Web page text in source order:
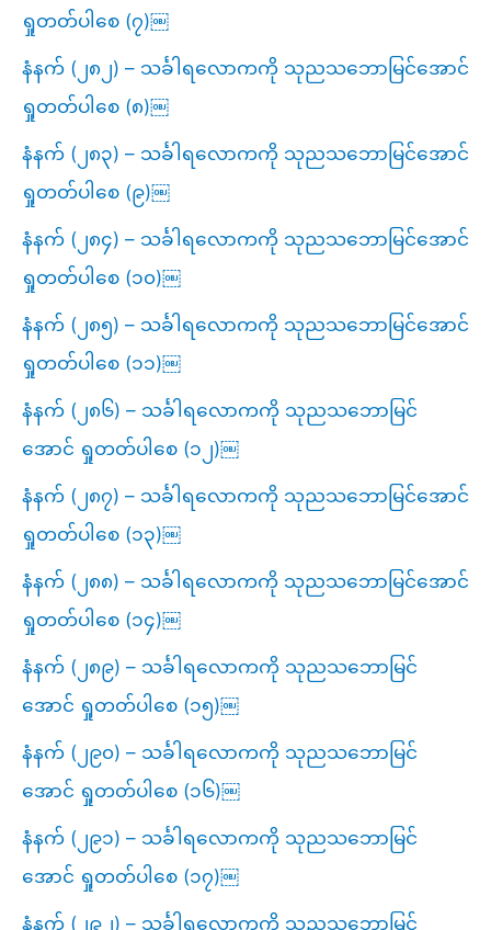
ရှုတတ်ပါစေ (၇)￼
နံနက် (၂၈၂) – သင်္ခါရလောကကို သုညသဘောမြင်အောင်
ရှုတတ်ပါစေ (၈)￼
နံနက် (၂၈၃) – သင်္ခါရလောကကို သုညသဘောမြင်အောင်
ရှုတတ်ပါစေ (၉)￼
နံနက် (၂၈၄) – သင်္ခါရလောကကို သုညသဘောမြင်အောင်
ရှုတတ်ပါစေ (၁၀)￼
နံနက် (၂၈၅) – သင်္ခါရလောကကို သုညသဘောမြင်အောင်
ရှုတတ်ပါစေ (၁၁)￼
နံနက် (၂၈၆) – သင်္ခါရလောကကို သုညသဘောမြင်
အောင် ရှုတတ်ပါစေ (၁၂)￼
နံနက် (၂၈၇) – သင်္ခါရလောကကို သုညသဘောမြင်အောင်
ရှုတတ်ပါစေ (၁၃)￼
နံနက် (၂၈၈) – သင်္ခါရလောကကို သုညသဘောမြင်အောင်
ရှုတတ်ပါစေ (၁၄)￼
နံနက် (၂၈၉) – သင်္ခါရလောကကို သုညသဘောမြင်
အောင် ရှုတတ်ပါစေ (၁၅)￼
နံနက် (၂၉၀) – သင်္ခါရလောကကို သုညသဘောမြင်
အောင် ရှုတတ်ပါစေ (၁၆)￼
နံနက် (၂၉၁) – သင်္ခါရလောကကို သုညသဘောမြင်
အောင် ရှုတတ်ပါစေ (၁၇)￼
နံနက် (၂၉၂) – သင်္ခါရလောကကို သုညသဘောမြင်